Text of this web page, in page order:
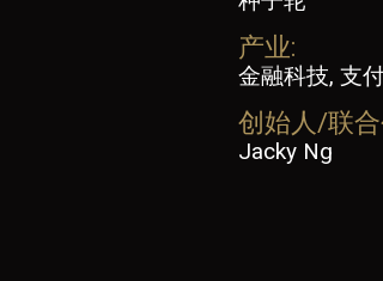
产业:
金融科技, 支
创始人/联
Jacky Ng